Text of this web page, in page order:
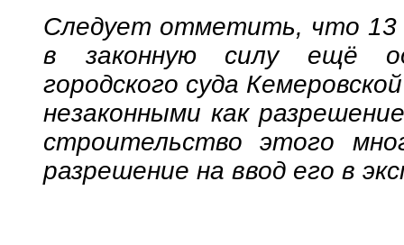
Следует отметить, что 13
в законную силу ещё
городского суда
незаконными как
строительство этого
разрешение на ввод его в